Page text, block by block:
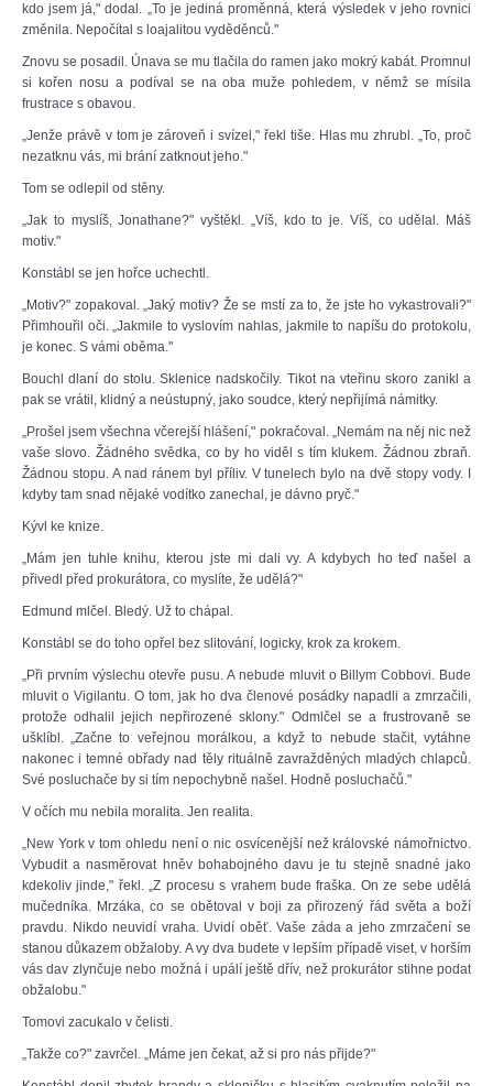
kdo jsem já," dodal. „To je jediná proměnná, která výsledek v jeho rovnici
změnila. Nepočítal s loajalitou vyděděnců."
Znovu se posadil. Únava se mu tlačila do ramen jako mokrý kabát. Promnul
si kořen nosu a podíval se na oba muže pohledem, v němž se mísila
frustrace s obavou.
„Jenže právě v tom je zároveň i svízel," řekl tiše. Hlas mu zhrubl. „To, proč
nezatknu vás, mi brání zatknout jeho."
Tom se odlepil od stěny.
„Jak to myslíš, Jonathane?" vyštěkl. „Víš, kdo to je. Víš, co udělal. Máš
motiv."
Konstábl se jen hořce uchechtl.
„Motiv?" zopakoval. „Jaký motiv? Že se mstí za to, že jste ho vykastrovali?"
Přimhouřil oči. „Jakmile to vyslovím nahlas, jakmile to napíšu do protokolu,
je konec. S vámi oběma."
Bouchl dlaní do stolu. Sklenice nadskočily. Tikot na vteřinu skoro zanikl a
pak se vrátil, klidný a neústupný, jako soudce, který nepřijímá námitky.
„Prošel jsem všechna včerejší hlášení," pokračoval. „Nemám na něj nic než
vaše slovo. Žádného svědka, co by ho viděl s tím klukem. Žádnou zbraň.
Žádnou stopu. A nad ránem byl příliv. V tunelech bylo na dvě stopy vody. I
kdyby tam snad nějaké vodítko zanechal, je dávno pryč."
Kývl ke knize.
„Mám jen tuhle knihu, kterou jste mi dali vy. A kdybych ho teď našel a
přivedl před prokurátora, co myslíte, že udělá?"
Edmund mlčel. Bledý. Už to chápal.
Konstábl se do toho opřel bez slitování, logicky, krok za krokem.
„Při prvním výslechu otevře pusu. A nebude mluvit o Billym Cobbovi. Bude
mluvit o Vigilantu. O tom, jak ho dva členové posádky napadli a zmrzačili,
protože odhalil jejich nepřirozené sklony." Odmlčel se a frustrovaně se
ušklíbl. „Začne to veřejnou morálkou, a když to nebude stačit, vytáhne
nakonec i temné obřady nad těly rituálně zavražděných mladých chlapců.
Své posluchače by si tím nepochybně našel. Hodně posluchačů."
V očích mu nebila moralita. Jen realita.
„New York v tom ohledu není o nic osvícenější než královské námořnictvo.
Vybudit a nasměrovat hněv bohabojného davu je tu stejně snadné jako
kdekoliv jinde," řekl. „Z procesu s vrahem bude fraška. On ze sebe udělá
mučedníka. Mrzáka, co se obětoval v boji za přirozený řád světa a boží
pravdu. Nikdo neuvidí vraha. Uvidí oběť. Vaše záda a jeho zmrzačení se
stanou důkazem obžaloby. A vy dva budete v lepším případě viset, v horším
vás dav zlynčuje nebo možná i upálí ještě dřív, než prokurátor stihne podat
obžalobu."
Tomovi zacukalo v čelisti.
„Takže co?" zavrčel. „Máme jen čekat, až si pro nás přijde?"